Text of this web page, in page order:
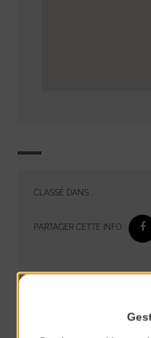
CLASSÉ DANS :
PARTAGER CETTE INFO :
Glisse & Environnement